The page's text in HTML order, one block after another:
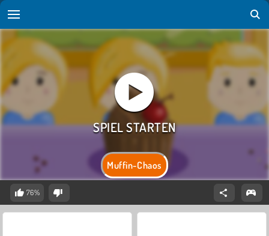
Muffin-Chaos
76%